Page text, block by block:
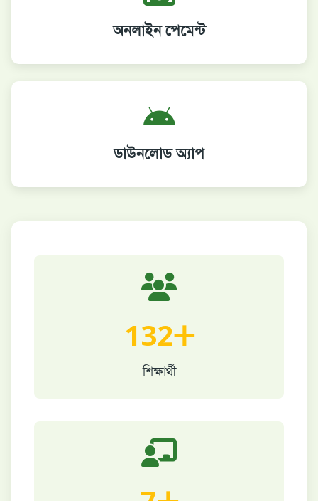
অনলাইন পেমেন্ট
ডাউনলোড অ্যাপ
132+
শিক্ষার্থী